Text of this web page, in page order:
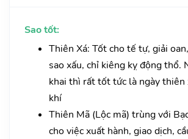
Sao tốt:
Thiên Xá: Tốt cho tế tự, giải
sao xấu, chỉ kiêng kỵ động thổ.
khai thì rất tốt tức là ngày thiên
khí
Thiên Mã (Lộc mã) trùng với
cho việc xuất hành, giao dịch,